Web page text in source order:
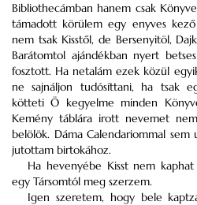
Bibliothecámban hanem csak
támadott körülem egy enyves
nem tsak Kisstől, de Bersenyitöl,
Barátomtol ajándékban nyert
fosztott. Ha netalám ezek közül
ne sajnáljon tudósíttani, ha tsak
kötteti Ö kegyelme minden
Kemény táblára irott nevemet
belölök. Dáma Calendariommal
jutottam birtokához.
Ha hevenyébe Kisst nem
egy Társomtól meg szerzem.
Igen szeretem, hogy bele